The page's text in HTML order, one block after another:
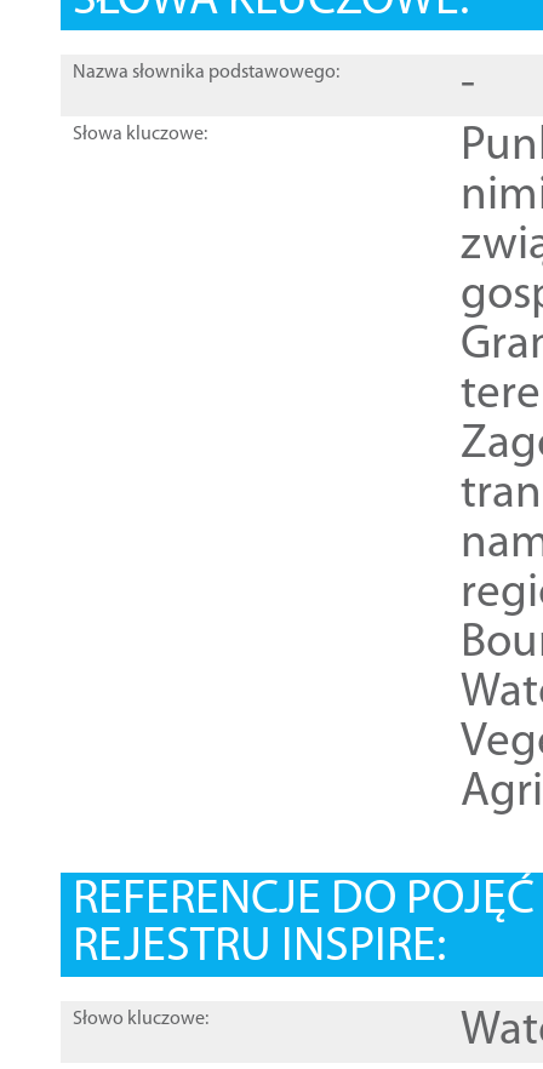
Nazwa słownika podstawowego: -
Słowa kluczowe:
REFERENCJE DO
REJESTRU INSPIRE:
Słowo kluczowe: